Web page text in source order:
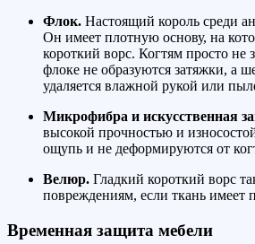
Флок. Настоящий король среди
Он имеет плотную основу, на
короткий ворс. Когтям просто не
флоке не образуются затяжки, а
удаляется влажной рукой или
Микрофибра и искусственная
высокой прочностью и
ощупь и не деформируются от
Велюр. Гладкий короткий ворс
повреждениям, если ткань имеет
Временная защита мебели